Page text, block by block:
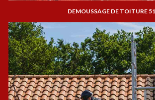
DEMOUSSAGE DE TOITURE 51